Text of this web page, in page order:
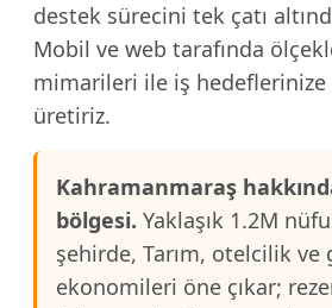
destek sürecini tek çatı
Mobil ve web tarafında
mimarileri ile iş
üretiriz.
Kahramanmaraş
bölgesi. Yaklaşık 1.2M
şehirde, Tarım, otelcilik ve
ekonomileri öne çıkar;